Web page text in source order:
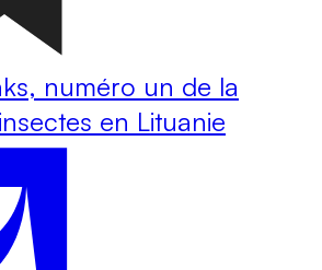
numéro un de la
en Lituanie